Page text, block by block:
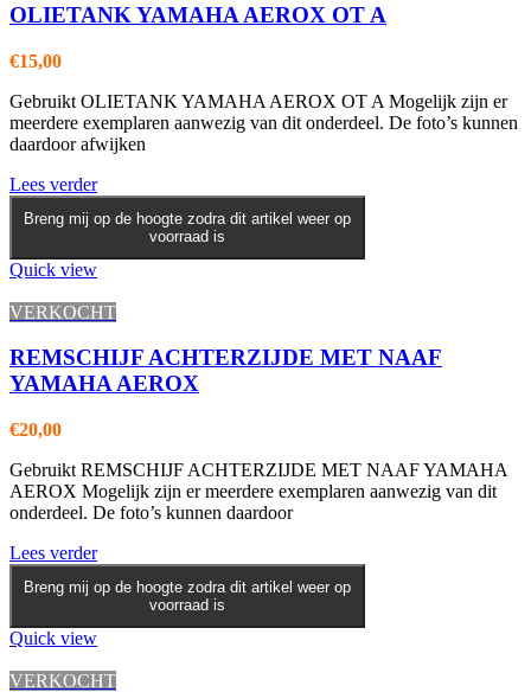
OLIETANK YAMAHA AEROX OT A
€15,00
Gebruikt OLIETANK YAMAHA AEROX OT A Mogelijk zijn er
meerdere exemplaren aanwezig van dit onderdeel. De foto’s kunnen
daardoor afwijken
Lees verder
Breng mij op de hoogte zodra dit artikel weer op
voorraad is
Quick view
VERKOCHT
REMSCHIJF ACHTERZIJDE MET NAAF
YAMAHA AEROX
€20,00
Gebruikt REMSCHIJF ACHTERZIJDE MET NAAF YAMAHA
AEROX Mogelijk zijn er meerdere exemplaren aanwezig van dit
onderdeel. De foto’s kunnen daardoor
Lees verder
Breng mij op de hoogte zodra dit artikel weer op
voorraad is
Quick view
VERKOCHT